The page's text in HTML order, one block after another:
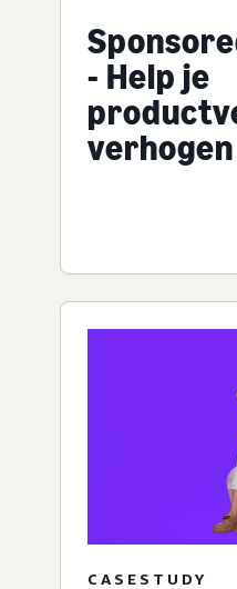
- Help je
verhogen
CASESTUDY